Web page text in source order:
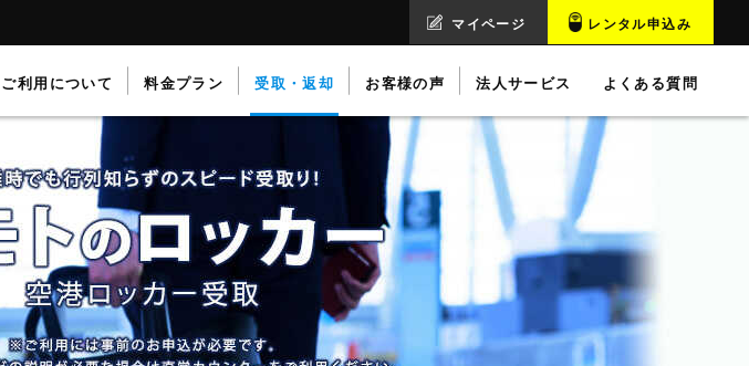
マイページ レンタル申込み
ご利用について 料金プラン 受取・返却 お客様の声 法人サービス よくある質問